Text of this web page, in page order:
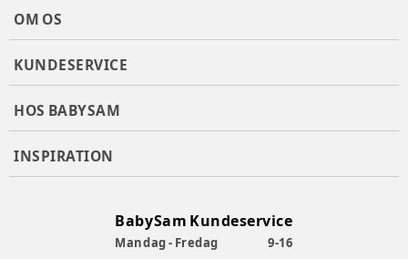
OM OS
KUNDESERVICE
HOS BABYSAM
INSPIRATION
BabySam Kundeservice
Mandag - Fredag
9-16